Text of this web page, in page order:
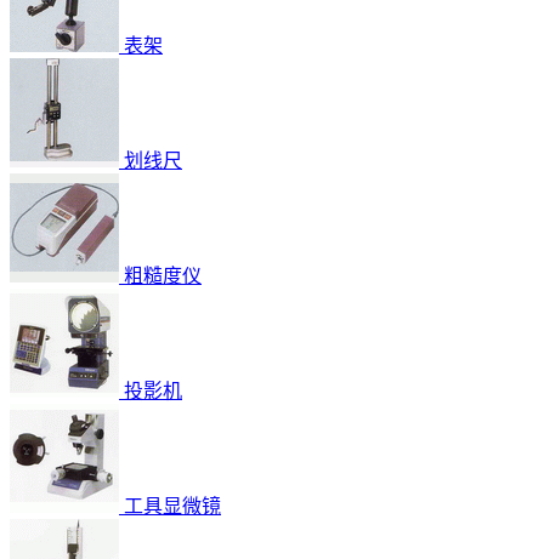
表架
划线尺
粗糙度仪
投影机
工具显微镜